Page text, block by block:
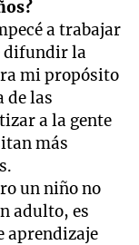
a trabajar
difundir la
mi propósito
de las
a la gente
más
un niño no
adulto, es
aprendizaje